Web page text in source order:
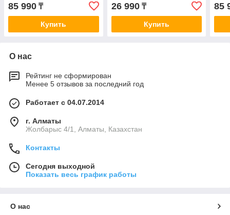
85 990 ₸
Купить
26 990₸
Купить
85
О нас
Рейтинг не сформирован
Менее 5 отзывов за последний год
Работает с 04.07.2014
г. Алматы
Жолбарыс 4/1, Алматы, Казахстан
Контакты
Сегодня выходной
Показать весь график работы
О нас